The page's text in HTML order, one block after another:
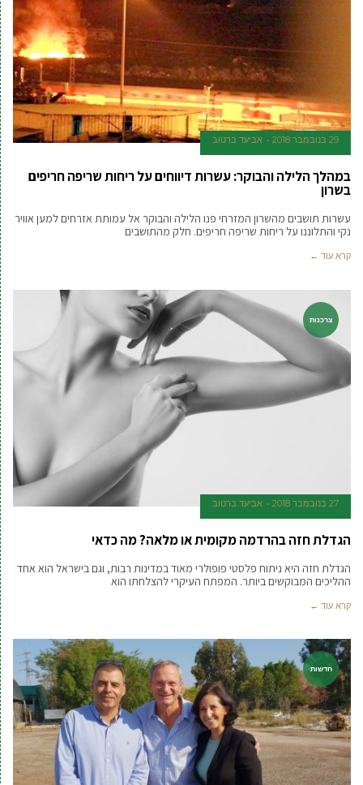
29 בנובמבר 2018 אביעד ברטוב
במהלך הלילה והבוקר: עשרות דיווחים על ריחות שריפה חריפים
בשרון
עשרות תושבים מהשרון המזרחי פנו הלילה והבוקר אל עמותת אזרחים למען אוויר
נקי והתלוננו על ריחות שריפה חריפים. חלק מהתושבים
קרא עוד ←
צרכנות
27 בנובמבר 2018 אביעד ברטוב
הגדלת חזה בהרדמה מקומית או מלאה? מה כדאי
הגדלת חזה היא ניתוח פלסטי פופולרי מאוד במדינות רבות, וגם בישראל הוא אחד
ההליכים המבוקשים ביותר. המפתח העיקרי להצלחתו הוא
קרא עוד ←
חדשות